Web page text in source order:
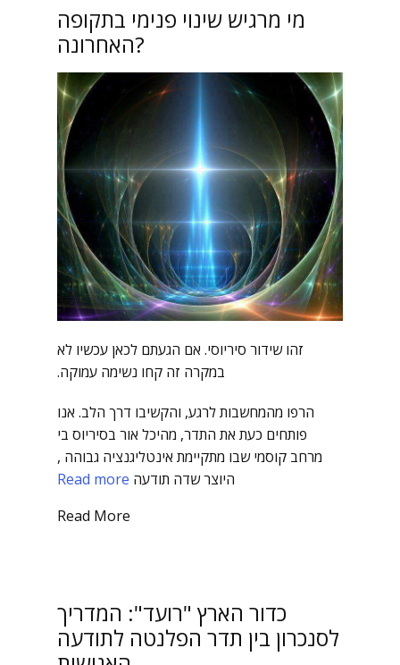
מי מרגיש שינוי פנימי בתקופה
האחרונה?
זהו שידור סיריוסי. אם הגעתם לכאן עכשיו לא
במקרה זה קחו נשימה עמוקה.
הרפו מהמחשבות לרגע, והקשיבו דרך הלב. אנו
פותחים כעת את התדר, מהיכל אור בסיריוס בי
מרחב קוסמי שבו מתקיימת אינטליגנציה גבוהה ,
היוצר שדה תודעה Read more
Read More
כדור הארץ "רועד": המדריך
לסנכרון בין תדר הפלנטה לתודעה